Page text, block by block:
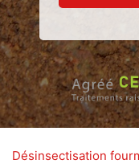
Désinsectisation